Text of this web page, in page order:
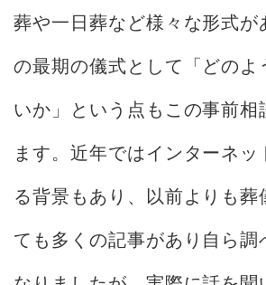
葬や一日葬など様々な形式が
の最期の儀式として「どのよ
いか」という点もこの事前相
ます。近年ではインターネッ
る背景もあり、以前よりも葬
ても多くの記事があり自ら調